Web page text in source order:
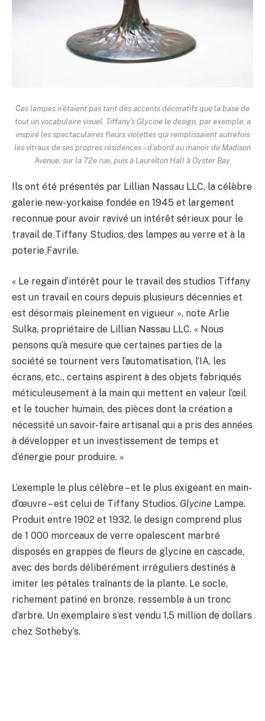
Ces lampes n’étaient pas tant des accents décoratifs que la base de
tout un vocabulaire visuel. Tiffany’s Glycinele design, par exemple, a
inspiré les spectaculaires fleurs violettes qui remplissaient autrefois
les vitraux de ses propres résidences – d’abord au manoir de Madison
Avenue, sur la 72e rue, puis à Laurelton Hall à Oyster Bay.
Ils ont été présentés par Lillian Nassau LLC, la célèbre
galerie new-yorkaise fondée en 1945 et largement
reconnue pour avoir ravivé un intérêt sérieux pour le
travail de Tiffany Studios, des lampes au verre et à la
poterie Favrile.
« Le regain d’intérêt pour le travail des studios Tiffany
est un travail en cours depuis plusieurs décennies et
est désormais pleinement en vigueur », note Arlie
Sulka, propriétaire de Lillian Nassau LLC. « Nous
pensons qu’à mesure que certaines parties de la
société se tournent vers l’automatisation, l’IA, les
écrans, etc., certains aspirent à des objets fabriqués
méticuleusement à la main qui mettent en valeur l’œil
et le toucher humain, des pièces dont la création a
nécessité un savoir-faire artisanal qui a pris des années
à développer et un investissement de temps et
d’énergie pour produire. »
L’exemple le plus célèbre – et le plus exigeant en main-
d’œuvre – est celui de Tiffany Studios. Glycine Lampe.
Produit entre 1902 et 1932, le design comprend plus
de 1 000 morceaux de verre opalescent marbré
disposés en grappes de fleurs de glycine en cascade,
avec des bords délibérément irréguliers destinés à
imiter les pétales traînants de la plante. Le socle,
richement patiné en bronze, ressemble à un tronc
d’arbre. Un exemplaire s’est vendu 1,5 million de dollars
chez Sotheby’s.